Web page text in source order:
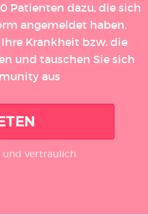
Patienten dazu, die sich
angemeldet haben.
Krankheit bzw. die
und tauschen Sie sich
aus
vertraulich.